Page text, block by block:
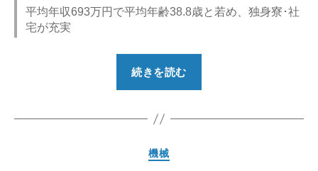
平均年収693万円で平均年齢38.8歳と若め、独身寮･社
宅が充実
続きを読む
日
カ
機械